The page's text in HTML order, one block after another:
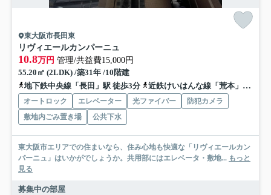
東大阪市長田東
リヴィエールカンパーニュ
10.8万円 管理/共益費15,000円
55.20㎡ (2LDK) /築31年 /10階建
地下鉄中央線「長田」駅 徒歩3分
近鉄けいはんな線「荒本」駅 徒歩14分
オートロック エレベーター 光ファイバー
防犯カメラ
敷地内ごみ置き場
公共下水
東大阪市エリアでの住まいなら、住み心地も快適な「リヴィエールカン
パーニュ」はいかがでしょうか。共用部にはエレベータ・敷地... もっと
見る
募集中の部屋